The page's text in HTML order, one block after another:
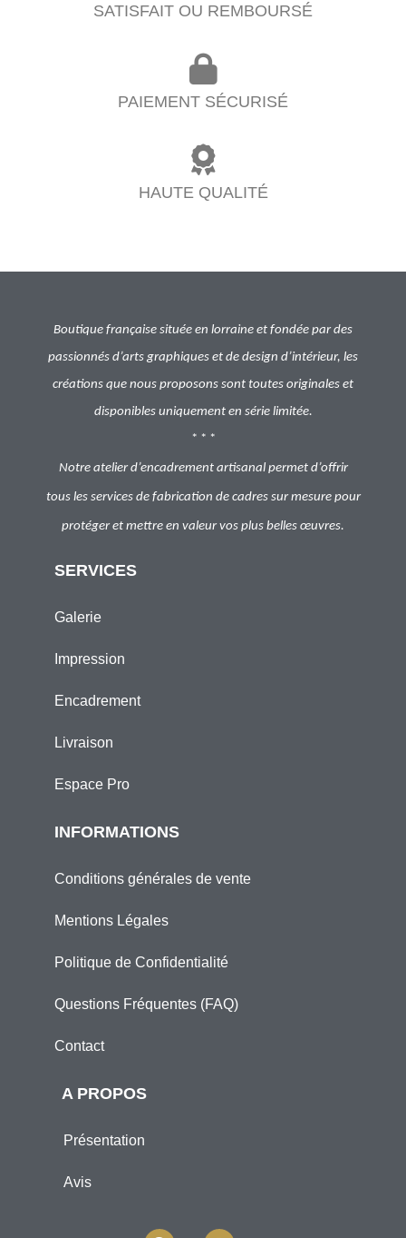
SATISFAIT OU REMBOURSÉ
PAIEMENT SÉCURISÉ
HAUTE QUALITÉ
Boutique française située en lorraine et fondée par des
passionnés d’arts graphiques et de design d’intérieur, les
créations que nous proposons sont toutes originales et
disponibles uniquement en série limitée.
* * *
Notre atelier d’encadrement artisanal permet d’offrir
tous les services de fabrication de cadres sur mesure pour
protéger et mettre en valeur vos plus belles œuvres.
SERVICES
Galerie
Impression
Encadrement
Livraison
Espace Pro
INFORMATIONS
Conditions générales de vente
Mentions Légales
Politique de Confidentialité
Questions Fréquentes (FAQ)
Contact
A PROPOS
Présentation
Avis